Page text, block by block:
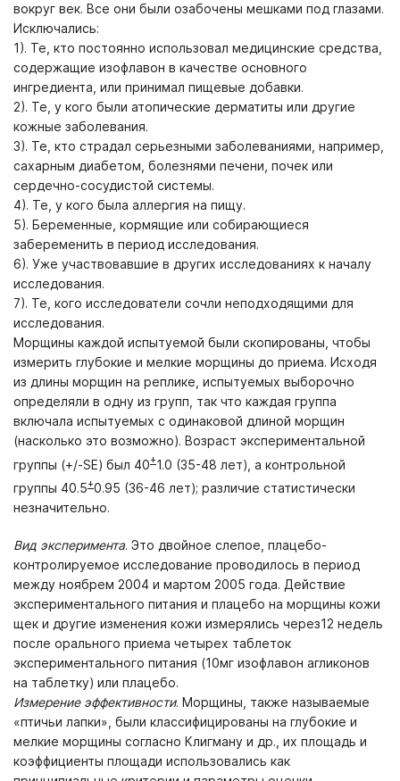
вокруг век. Все они были озабочены мешками под глазами.
Исключались:
1). Те, кто постоянно использовал медицинские средства,
содержащие изофлавон в качестве основного
ингредиента, или принимал пищевые добавки.
2). Те, у кого были атопические дерматиты или другие
кожные заболевания.
3). Те, кто страдал серьезными заболеваниями, например,
сахарным диабетом, болезнями печени, почек или
сердечно-сосудистой системы.
4). Те, у кого была аллергия на пищу.
5). Беременные, кормящие или собирающиеся
забеременить в период исследования.
6). Уже участвовавшие в других исследованиях к началу
исследования.
7). Те, кого исследователи сочли неподходящими для
исследования.
Морщины каждой испытуемой были скопированы, чтобы
измерить глубокие и мелкие морщины до приема. Исходя
из длины морщин на реплике, испытуемых выборочно
определяли в одну из групп, так что каждая группа
включала испытуемых с одинаковой длиной морщин
(насколько это возможно). Возраст экспериментальной
группы (+/-SE) был 40+1.0 (35-48 лет), а контрольной
группы 40.5+0.95 (36-46 лет); различие статистически
незначительно.
Вид эксперимента. Это двойное слепое, плацебо-
контролируемое исследование проводилось в период
между ноябрем 2004 и мартом 2005 года. Действие
экспериментального питания и плацебо на морщины кожи
щек и другие изменения кожи измерялись через12 недель
после орального приема четырех таблеток
экспериментального питания (10мг изофлавон агликонов
на таблетку) или плацебо.
Измерение эффективности. Морщины, также называемые
«птичьи лапки», были классифицированы на глубокие и
мелкие морщины согласно Клигману и др., их площадь и
коэффициенты площади использовались как